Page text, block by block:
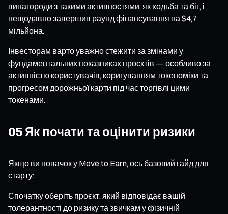
винагороди з такими активностями, як ходьба та біг, і
нещодавно завершив раунд фінансування на $4,7
мільйона.
Інвесторам варто уважно стежити за змінами у
фундаментальних показниках проєктів — особливо за
активністю користувачів, коригуванням токеноміки та
прогресом дорожньої карти під час торгівлі цими
токенами.
05 Як почати та оцінити ризики
Якщо ви новачок у Move to Earn, ось базовий гайд для
старту:
Спочатку оберіть проєкт, який відповідає вашій
толерантності до ризику та звичкам у фізичній